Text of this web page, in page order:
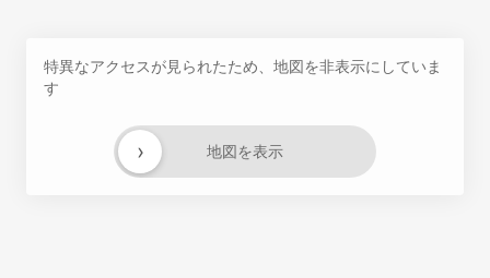
特異なアクセスが見られたため、地図を非表示にしていま
す
地図を表示
›